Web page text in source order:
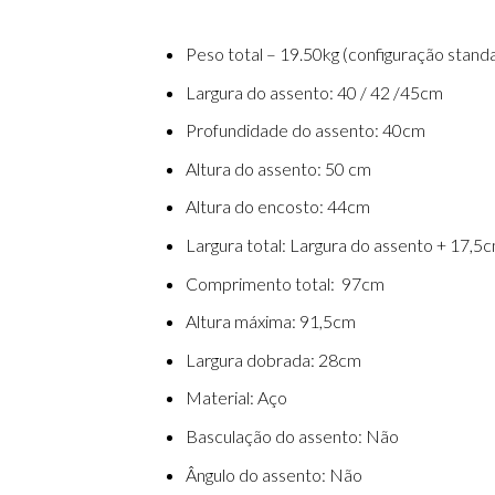
Peso total – 19.50kg (configuração
Largura do assento: 40 / 42 /45cm
Profundidade do assento: 40cm
Altura do assento: 50 cm
Altura do encosto: 44cm
Largura total: Largura do assento +
Comprimento total: 97cm
Altura máxima: 91,5cm
Largura dobrada: 28cm
Material: Aço
Basculação do assento: Não
Ângulo do assento: Não